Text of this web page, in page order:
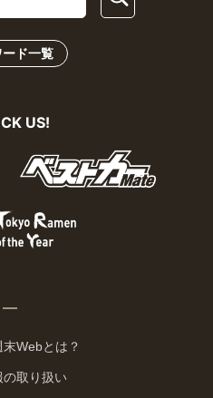
ード一覧
US!
Webとは？
取り扱い